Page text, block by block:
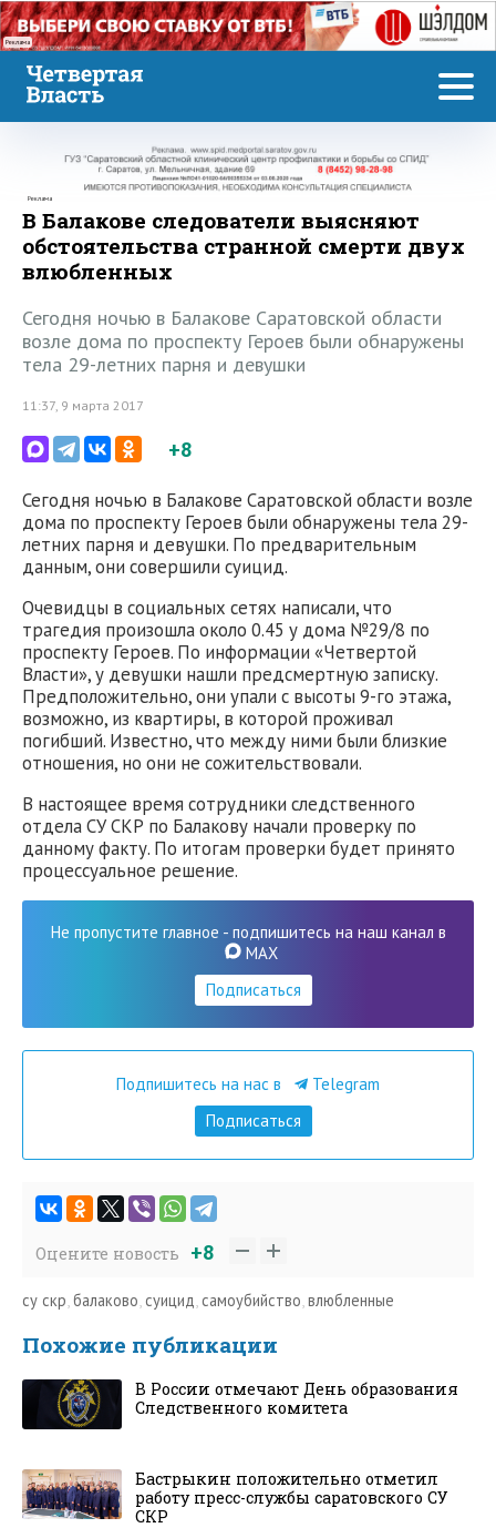
Реклама
Реклама
В Балакове следователи выясняют
обстоятельства странной смерти двух
влюбленных
Сегодня ночью в Балакове Саратовской области
возле дома по проспекту Героев были обнаружены
тела 29-летних парня и девушки
11:37, 9 марта 2017
+8
Сегодня ночью в Балакове Саратовской области возле
дома по проспекту Героев были обнаружены тела 29-
летних парня и девушки. По предварительным
данным, они совершили суицид.
Очевидцы в социальных сетях написали, что
трагедия произошла около 0.45 у дома №29/8 по
проспекту Героев. По информации «Четвертой
Власти», у девушки нашли предсмертную записку.
Предположительно, они упали с высоты 9-го этажа,
возможно, из квартиры, в которой проживал
погибший. Известно, что между ними были близкие
отношения, но они не сожительствовали.
В настоящее время сотрудники следственного
отдела СУ СКР по Балакову начали проверку по
данному факту. По итогам проверки будет принято
процессуальное решение.
Не пропустите главное - подпишитесь на наш канал в
MAX
Подписаться
Подпишитесь на нас в
Telegram
Подписаться
Оцените новость +8
су скр,балаково, суицид, самоубийство,влюбленные
Похожие публикации
В России отмечают День образования
Следственного комитета
Бастрыкин положительно отметил
работу пресс-службы саратовского СУ
СКР